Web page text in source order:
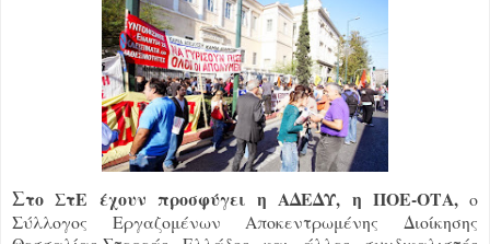
Στο ΣτΕ έχουν προσφύγει η ΑΔΕΔΥ, η ΠΟΕ-ΟΤΑ,ο
Σύλλογος Εργαζομένων Αποκεντρωμένης Διοίκησης